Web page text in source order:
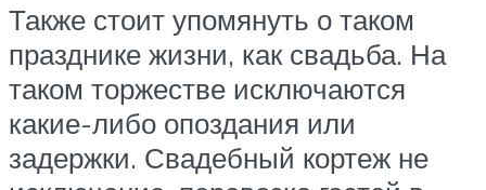
Также стоит упомянуть о таком
празднике жизни, как свадьба. На
таком торжестве исключаются
какие-либо опоздания или
задержки. Свадебный кортеж не